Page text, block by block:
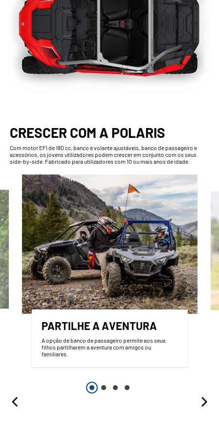
CRESCER COM A POLARIS
Com motor EFI de 180 cc, banco e volante ajustáveis, banco de passageiro e
acessórios, os jovens utilizadores podem crescer em conjunto com os seus
side-by-side. Fabricado para utilizadores com 10 ou mais anos de idade.
PARTILHE A AVENTURA
A opção de banco de passageiro permite aos seus
filhos partilharem a aventura com amigos ou
familiares.